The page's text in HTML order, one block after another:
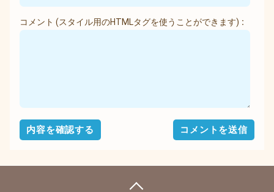
コメント (スタイル用のHTMLタグを使うことができます)
ページの先頭へ戻る